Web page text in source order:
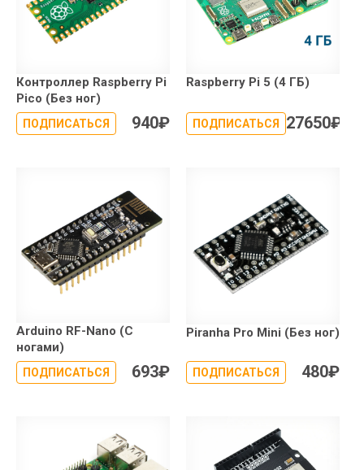
Контроллер Raspberry Pi
Pico (Без ног)
ПОДПИСАТЬСЯ 940₽
Raspberry Pi 5 (4 ГБ)
ПОДПИСАТЬСЯ 27650₽
Arduino RF-Nano (С
ногами)
ПОДПИСАТЬСЯ 693₽
Piranha Pro Mini (Без ног)
ПОДПИСАТЬСЯ 480₽